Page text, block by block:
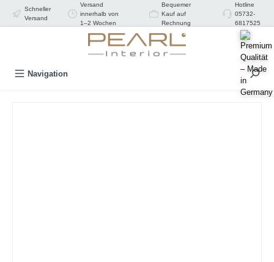
springen
Schneller
Versand
Versand
innerhalb von
1–2 Wochen
Bequemer
Kauf auf
Rechnung
Hotline
05732-
6817525
Navigation